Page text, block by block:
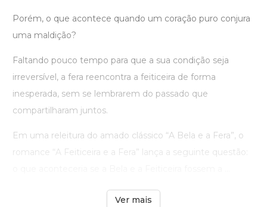
Porém, o que acontece quando um coração puro conjura
uma maldição?
Faltando pouco tempo para que a sua condição seja
irreversível, a fera reencontra a feiticeira de forma
inesperada, sem se lembrarem do passado que
compartilharam juntos.
Em uma releitura do amado clássico “A Bela e a Fera”, o
romance “A Feiticeira e a Fera” lança a seguinte questão:
Ver mais